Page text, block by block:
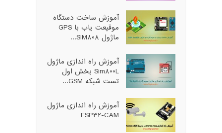
آموزش ساخت دستگاه
موقیعت یاب با GPS
ماژول SIM808...
آموزش راه اندازی ماژول
Sim800L بخش اول
تست شبکه GSM...
آموزش راه اندازی ماژول
ESP32-CAM